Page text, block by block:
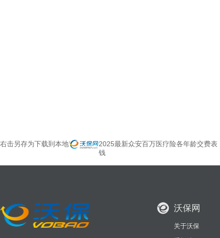
右击另存为下载到本地
2025最新众安百万医疗险各年龄交费
钱
沃保网
关于沃保